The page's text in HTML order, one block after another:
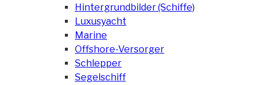
Hintergrundbilder (Schiffe)
Luxusyacht
Marine
Offshore-Versorger
Schlepper
Segelschiff